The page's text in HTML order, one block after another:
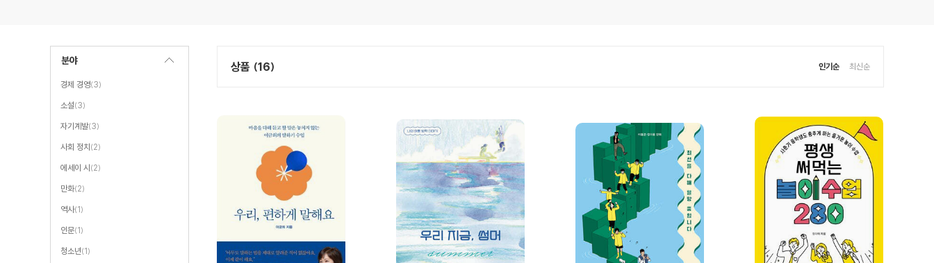
분야
경제 경영(3)
소설(3)
자기계발(3)
사회 정치(2)
에세이 시(2)
만화(2)
역사(1)
인문(1)
청소년(1)
상품 (16) 인기순 최신순